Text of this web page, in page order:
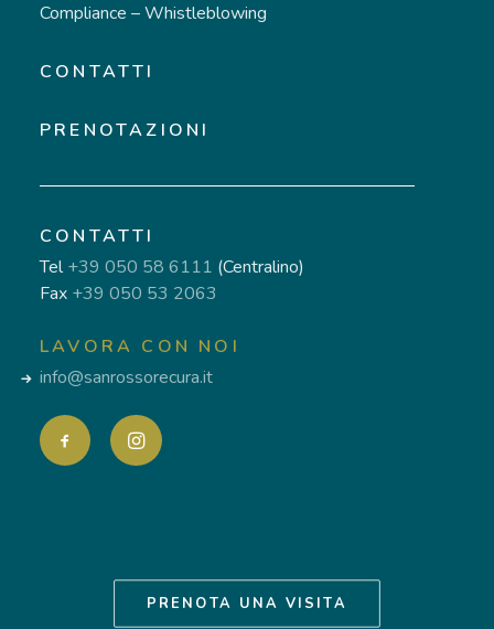
Compliance – Whistleblowing
CONTATTI
PRENOTAZIONI
CONTATTI
Tel+39 050 58 6111 (Centralino)
Fax +39 050 53 2063
LAVORA CON NOI
info@sanrossorecura.it
PRENOTA UNA VISITA